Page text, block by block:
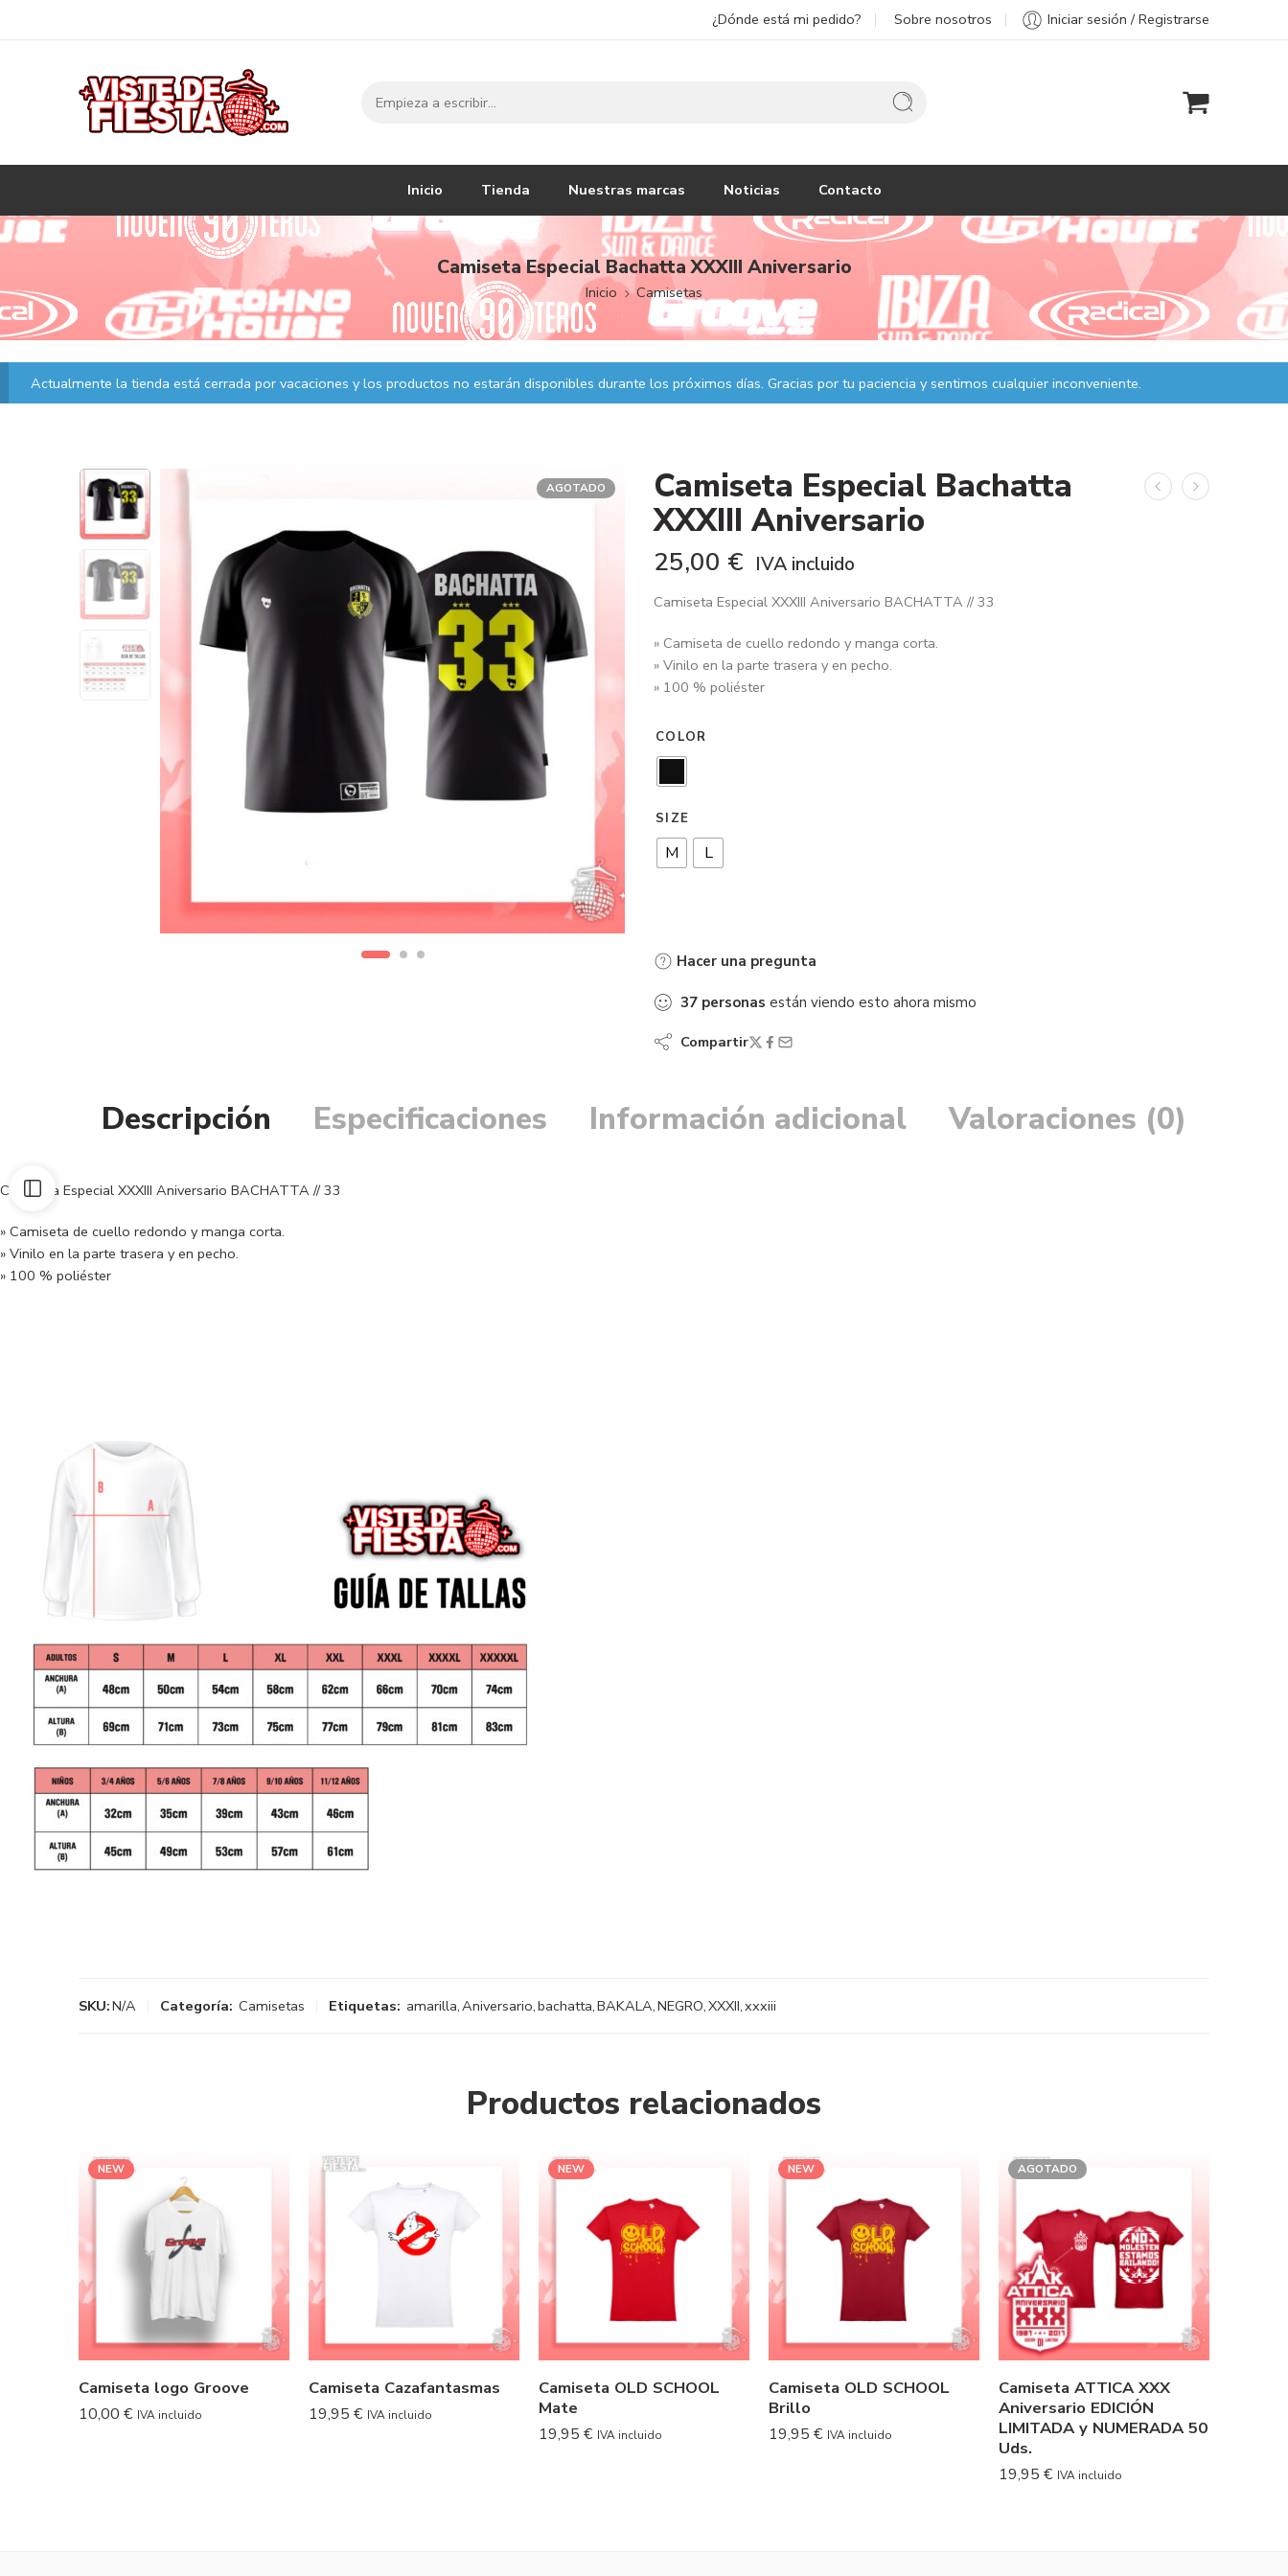
¿Dónde está mi pedido? Sobre nosotros Iniciar sesión / Registrarse
Inicio Tienda Nuestras marcas Noticias Contacto
Camiseta Especial Bachatta XXXIII Aniversario
Inicio Camisetas
Actualmente la tienda está cerrada por vacaciones y los productos no estarán disponibles durante los próximos días. Gracias por tu paciencia y sentimos cualquier inconveniente.
AGOTADO Camiseta Especial Bachatta
XXXIII Aniversario
25,00 € IVA incluido
Camiseta Especial XXXIII Aniversario BACHATTA // 33
» Camiseta de cuello redondo y manga corta.
» Vinilo en la parte trasera y en pecho.
» 100 % poliéster
COLOR
SIZE
M L
Hacer una pregunta
37 personas están viendo esto ahora mismo
Compartir
Descripción Especificaciones Información adicional Valoraciones (0)
Camiseta Especial XXXIII Aniversario BACHATTA // 33
» Camiseta de cuello redondo y manga corta.
» Vinilo en la parte trasera y en pecho.
» 100 % poliéster
SKU:N/A Categoría: Camisetas Etiquetas: amarilla,Aniversario,bachatta,BAKALA,NEGRO,XXXII,xxxiii
Productos relacionados
NEW
Camiseta logo Groove
10,00 € IVA incluido
Camiseta Cazafantasmas
19,95 € IVA incluido
NEW
Camiseta OLD SCHOOL
Mate
19,95 € IVA incluido
NEW
Camiseta OLD SCHOOL
Brillo
19,95 € IVA incluido
AGOTADO
Camiseta ATTICA XXX
Aniversario EDICIÓN
LIMITADA y NUMERADA 50
Uds.
19,95 € IVA incluido